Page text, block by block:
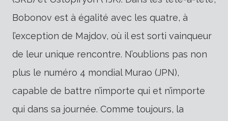
Bobonov est à égalité avec les quatre, à
l’exception de Majdov, où il est sorti vainqueur
de leur unique rencontre. N’oublions pas non
plus le numéro 4 mondial Murao (JPN),
capable de battre n’importe qui et n’importe
qui dans sa journée. Comme toujours, la